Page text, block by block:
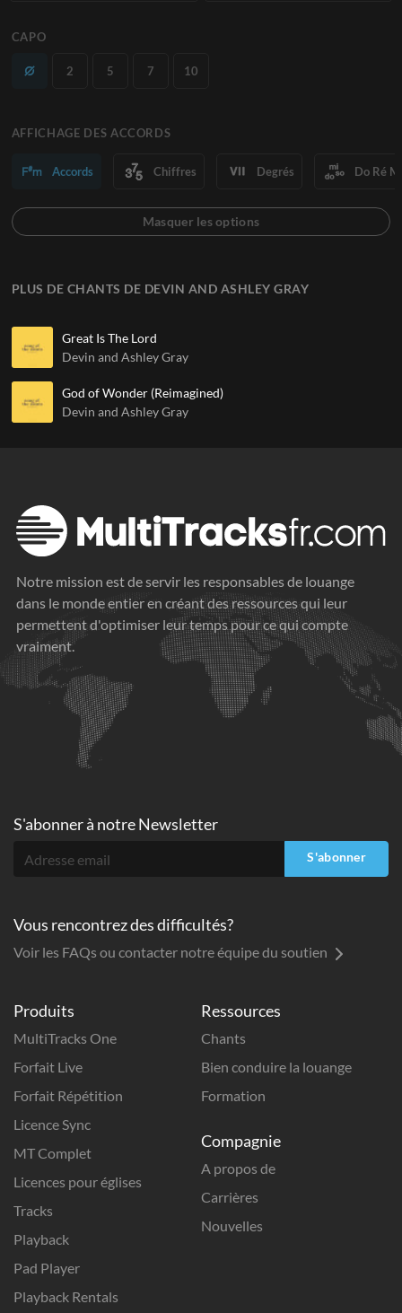
CAPO
2 5 7 10
AFFICHAGE DES ACCORDS
Accords Chiffres Degrés Do Ré
PLUS DE CHANTS DE DEVIN AND ASHLEY GRAY
Great Is The Lord
Devin and Ashley Gray
God of Wonder (Reimagined)
Devin and Ashley Gray
Notre mission est de servir les responsables de louange
dans le monde entier en créant des ressources qui leur
permettent d'optimiser leur temps pour ce qui compte
vraiment.
Produits
MultiTracks One
Forfait Live
Forfait Répétition
Licence Sync
MT Complet
Licences pour églises
Tracks
Playback
Pad Player
Playback Rentals
Ressources
Chants
Bien conduire la louange
Formation
Compagnie
A propos de
Carrières
Nouvelles
S'abonner à notre Newsletter
S'abonner
Vous rencontrez des difficultés?
Voir les FAQs ou contacter notre équipe du soutien